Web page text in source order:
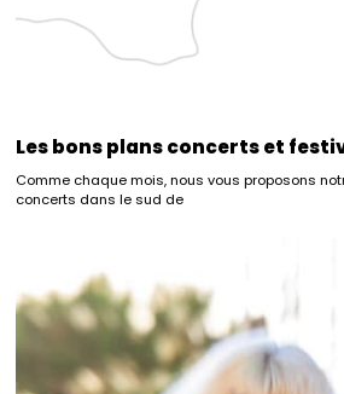
Les bons plans concerts et
Comme chaque mois, nous vous proposons
concerts dans le sud de